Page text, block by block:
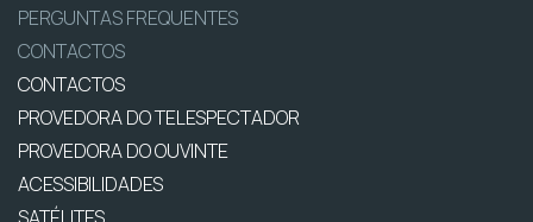
PERGUNTAS FREQUENTES
CONTACTOS
CONTACTOS
PROVEDORA DO TELESPECTADOR
PROVEDORA DO OUVINTE
ACESSIBILIDADES